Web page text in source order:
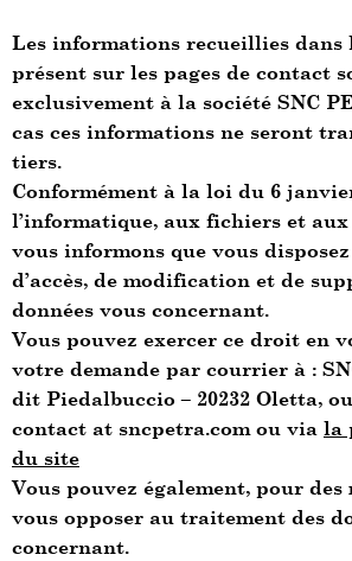
Les informations recueillies dans
présent sur les pages de contact
exclusivement à la société SNC
cas ces informations ne seront
tiers.
Conformément à la loi du 6
l’informatique, aux fichiers et
vous informons que vous
d’accès, de modification et de
données vous concernant.
Vous pouvez exercer ce droit en
votre demande par courrier à :
dit Piedalbuccio – 20232 Oletta,
contact at sncpetra.com ou via la
du site
Vous pouvez également, pour
vous opposer au traitement des
concernant.